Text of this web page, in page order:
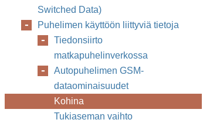
Switched Data)
Puhelimen käyttöön liittyviä tietoja
Tiedonsiirto
matkapuhelinverkossa
Autopuhelimen GSM-
dataominaisuudet
Kohina
Tukiaseman vaihto